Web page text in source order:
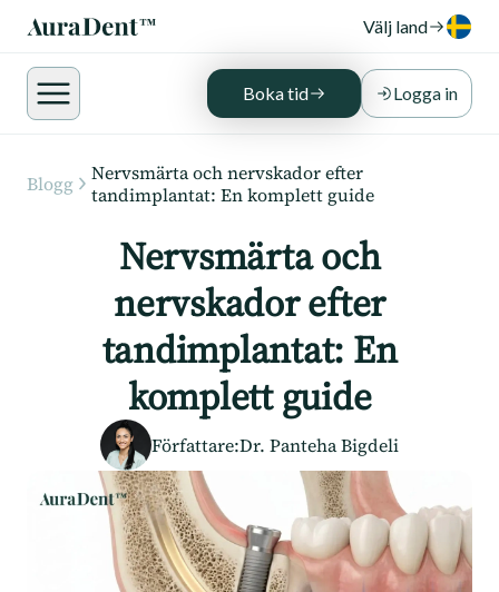
Välj land
Boka tid Logga in
Blogg
Nervsmärta och nervskador efter
tandimplantat: En komplett guide
Nervsmärta och
nervskador efter
tandimplantat: En
komplett guide
Författare:Dr. Panteha Bigdeli